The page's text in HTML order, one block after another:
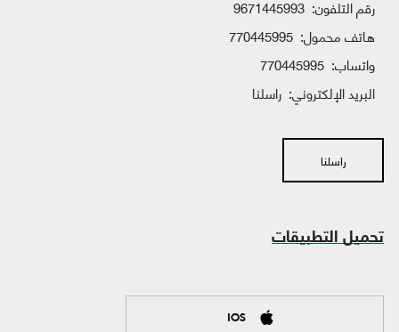
رقم التلفون: 9671445993
هاتف محمول: 770445995
واتساب:
البريد الإلكتروني: راسلنا
راسلنا
تحميل التطبيقات
IOS